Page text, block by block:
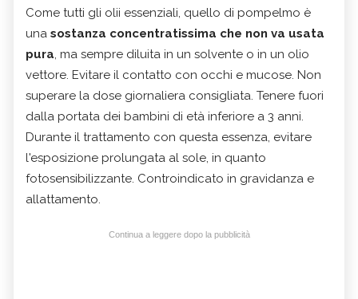
Come tutti gli olii essenziali, quello di pompelmo è
una sostanza concentratissima che non va usata
pura, ma sempre diluita in un solvente o in un olio
vettore. Evitare il contatto con occhi e mucose. Non
superare la dose giornaliera consigliata. Tenere fuori
dalla portata dei bambini di età inferiore a 3 anni.
Durante il trattamento con questa essenza, evitare
l'esposizione prolungata al sole, in quanto
fotosensibilizzante. Controindicato in gravidanza e
allattamento.
Continua a leggere dopo la pubblicità